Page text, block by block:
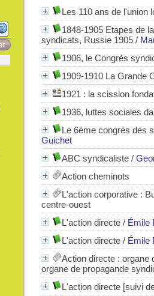
Les 110 ans de l'union
1848-1905 Etapes de
syndicats, Russie 1905 /
1906, le Congrès
1909-1910 La Grande
1921 : la scission
1936, luttes sociales
Le 6ème congrès des
Guichet
ABC syndicaliste /
Action cheminots
L'action corporative :
centre-ouest
L'action directe / Émile
L'action directe / Émile
Action directe : organe
organe de propagande
L'action directe [suivi